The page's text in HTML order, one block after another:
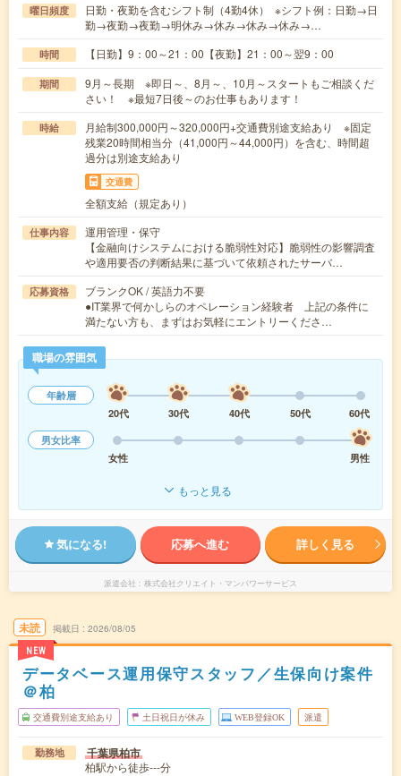
曜日頻度
日勤・夜勤を含むシフト制（4勤4休） ※シフト例：日勤→日
勤→夜勤→夜勤→明休み→休み→休み→休み→…
時間 【日勤】9：00～21：00【夜勤】21：00～翌9：00
期間
9月～長期 ※即日～、8月～、10月～スタートもご相談くだ
さい！ ※最短7日後～のお仕事もあります！
時給
月給制300,000円～320,000円+交通費別途支給あり ※固定
残業20時間相当分（41,000円～44,000円）を含む、時間超
過分は別途支給あり
交通費
全額支給（規定あり）
仕事内容
運用管理・保守
【金融向けシステムにおける脆弱性対応】脆弱性の影響調査
や適用要否の判断結果に基づいて依頼されたサーバ…
応募資格
ブランクOK / 英語力不要
●IT業界で何かしらのオペレーション経験者 上記の条件に
満たない方も、まずはお気軽にエントリーくださ…
職場の雰囲気
年齢層
20代
30代 40代 50代
60代
男女比率
女性
男性
もっと見る
気になる! 応募へ進む 詳しく見る
派遣会社 株式会社クリエイト・マンパワーサービス
未読
NEW
掲載日 2026/08/05
データベース運用保守スタッフ／生保向け案件
＠柏
交通費別途支給あり 土日祝日が休み WEB登録OK 派遣
勤務地 千葉県柏市
柏駅から徒歩---分